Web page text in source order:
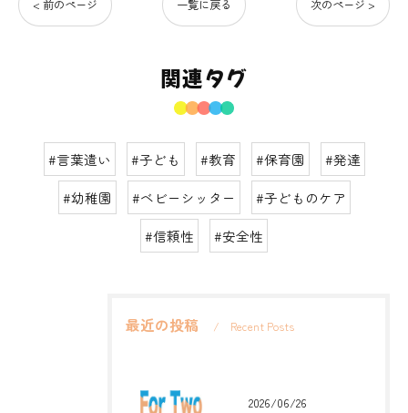
< 前のページ 一覧に戻る 次のページ >
関連タグ
#言葉遣い #子ども #教育 #保育園
#発達
#幼稚園
#ベビーシッター
#子どものケア
#信頼性
#安全性
最近の投稿 Recent Posts
2026/06/26